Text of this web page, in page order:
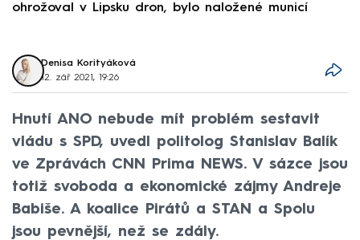
ohrožoval v Lipsku dron, bylo naložené municí
Denisa Korityáková
12. zář 2021, 19:26
Hnutí ANO nebude mít problém sestavit
vládu s SPD, uvedl politolog Stanislav Balík
ve Zprávách CNN Prima NEWS. V sázce jsou
totiž svoboda a ekonomické zájmy Andreje
Babiše. A koalice Pirátů a STAN a Spolu
jsou pevnější, než se zdály.